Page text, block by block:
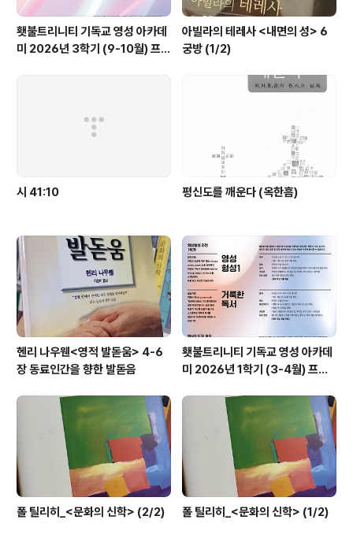
횃불트리니티 기독교 영성 아카데
미 2026년 3학기 (9-10월) 프로
아빌라의 테레사 <내면의 성> 6
궁방 (1/2)
시 41:10 평신도를 깨운다 (옥한흠)
헨리 나우웬<영적 발돋움> 4-6
장 동료인간을 향한 발돋음
횃불트리니티 기독교 영성 아카데
미 2026년 1학기 (3-4월) 프로
폴 틸리히_<문화의 신학> (2/2) 폴 틸리히_<문화의 신학> (1/2)